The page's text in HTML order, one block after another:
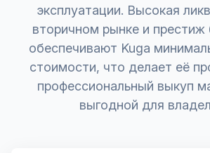
эксплуатации. Высокая
вторичном рынке и престиж
обеспечивают Kuga
стоимости, что делает её
профессиональный выкуп
выгодной для